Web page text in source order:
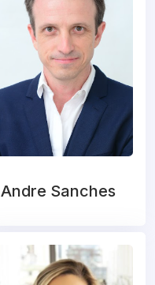
Andre Sanches